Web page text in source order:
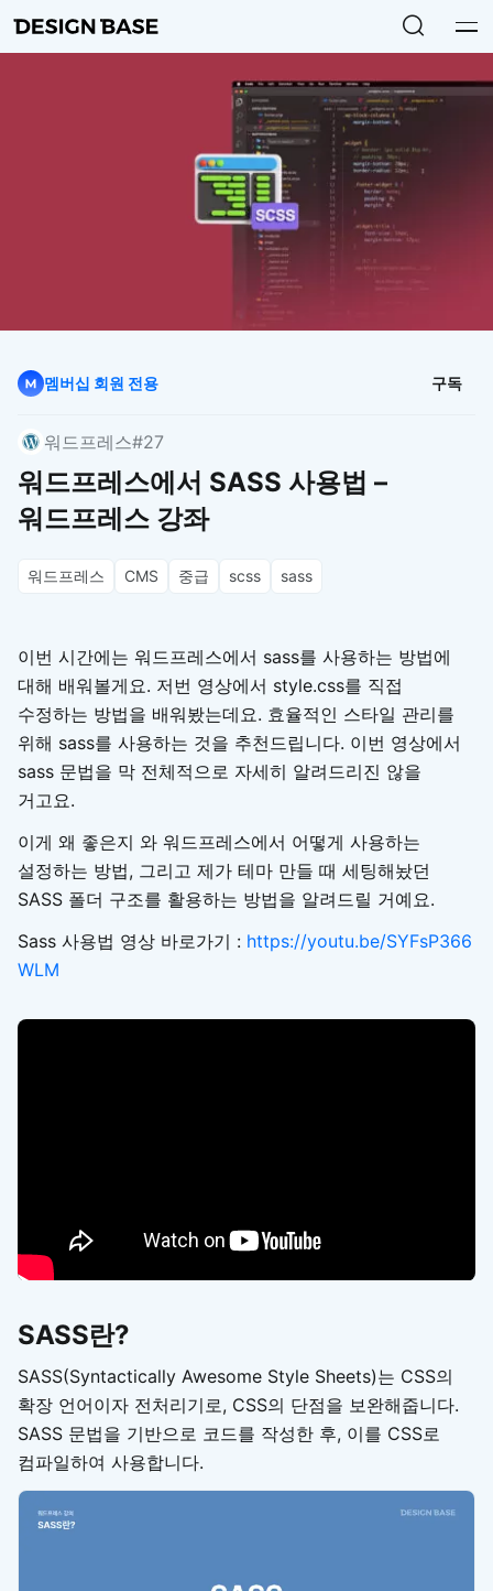
멤버십 회원 전용 구독
워드프레스#27
워드프레스에서 SASS 사용법 –
워드프레스 강좌
워드프레스 CMS 중급 scss sass
이번 시간에는 워드프레스에서 sass를 사용하는 방법에
대해 배워볼게요. 저번 영상에서 style.css를 직접
수정하는 방법을 배워봤는데요. 효율적인 스타일 관리를
위해 sass를 사용하는 것을 추천드립니다. 이번 영상에서
sass 문법을 막 전체적으로 자세히 알려드리진 않을
거고요.
이게 왜 좋은지 와 워드프레스에서 어떻게 사용하는
설정하는 방법, 그리고 제가 테마 만들 때 세팅해놨던
SASS 폴더 구조를 활용하는 방법을 알려드릴 거예요.
Sass 사용법 영상 바로가기 : https://youtu.be/SYFsP366
WLM
SASS란?
SASS(Syntactically Awesome Style Sheets)는 CSS의
확장 언어이자 전처리기로, CSS의 단점을 보완해줍니다.
SASS 문법을 기반으로 코드를 작성한 후, 이를 CSS로
컴파일하여 사용합니다.